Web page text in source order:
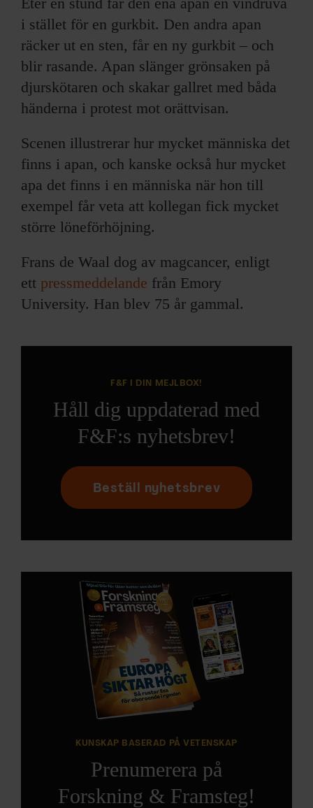
i stället för en gurkbit. Den andra apan
räcker ut en sten, får en ny gurkbit – och
blir rasande. Apan slänger grönsaken på
djurskötaren och skakar gallret med båda
händerna i protest mot orättvisan.
Scenen illustrerar hur mycket människa det
finns i apan, och kanske också hur mycket
apa det finns i en människa när hon till
exempel får veta att kollegan fick mycket
större löneförhöjning.
Frans de Waal dog av magcancer, enligt
ett pressmeddelande från Emory
University. Han blev 75 år gammal.
F&F I DIN MEJLBOX!
Håll dig uppdaterad med
F&F:s nyhetsbrev!
Beställ nyhetsbrev
KUNSKAP BASERAD PÅ VETENSKAP
Prenumerera på
Forskning & Framsteg!